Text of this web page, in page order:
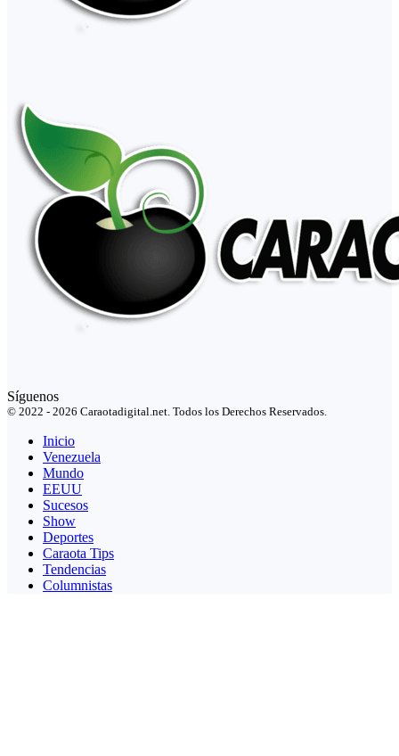
Síguenos
© 2022 - 2026 Caraotadigital.net. Todos los Derechos Reservados.
Inicio
Venezuela
Mundo
EEUU
Sucesos
Show
Deportes
Caraota Tips
Tendencias
Columnistas